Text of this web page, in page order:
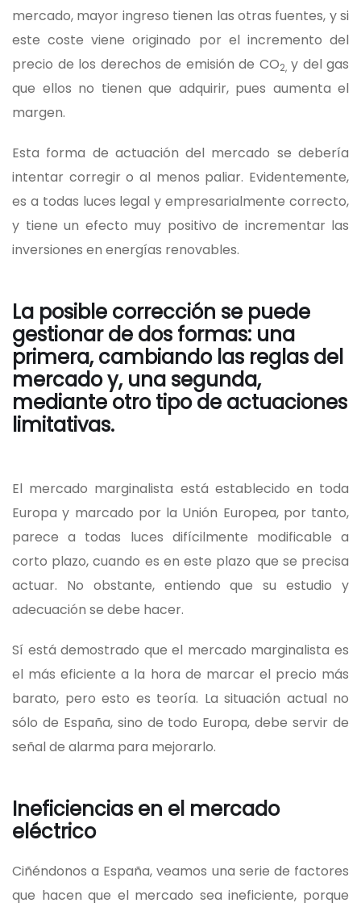
mercado, mayor ingreso tienen las otras fuentes, y si
este coste viene originado por el incremento del
precio de los derechos de emisión de CO2, y del gas
que ellos no tienen que adquirir, pues aumenta el
margen.
Esta forma de actuación del mercado se debería
intentar corregir o al menos paliar. Evidentemente,
es a todas luces legal y empresarialmente correcto,
y tiene un efecto muy positivo de incrementar las
inversiones en energías renovables.
La posible corrección se puede
gestionar de dos formas: una
primera, cambiando las reglas del
mercado y, una segunda,
mediante otro tipo de actuaciones
limitativas.
El mercado marginalista está establecido en toda
Europa y marcado por la Unión Europea, por tanto,
parece a todas luces difícilmente modificable a
corto plazo, cuando es en este plazo que se precisa
actuar. No obstante, entiendo que su estudio y
adecuación se debe hacer.
Sí está demostrado que el mercado marginalista es
el más eficiente a la hora de marcar el precio más
barato, pero esto es teoría. La situación actual no
sólo de España, sino de todo Europa, debe servir de
señal de alarma para mejorarlo.
Ineficiencias en el mercado
eléctrico
Ciñéndonos a España, veamos una serie de factores
que hacen que el mercado sea ineficiente, porque